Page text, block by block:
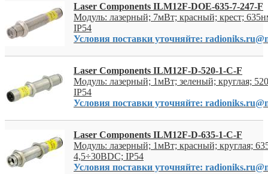
Laser Components ILM12F-DOE-635-7-247-F
Модуль: лазерный; 7мВт; красный; крест;
IP54
Условия поставки уточняйте:
Laser Components ILM12F-D-520-1-C-F
Модуль: лазерный; 1мВт; зеленый; круглая;
IP54
Условия поставки уточняйте:
Laser Components ILM12F-D-635-1-C-F
Модуль: лазерный; 1мВт; красный; круглая;
4,5÷30ВDC; IP54
Условия поставки уточняйте: